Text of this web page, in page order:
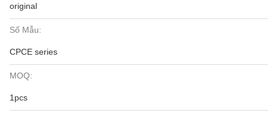
original
Số Mẫu:
CPCE series
MOQ:
1pcs